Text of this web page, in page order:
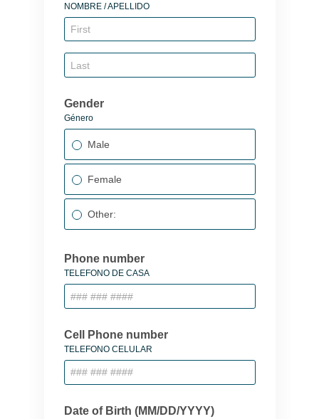
NOMBRE / APELLIDO
Gender
Género
Male
Female
Other:
Phone number
TELEFONO DE CASA
Cell Phone number
TELEFONO CELULAR
Date of Birth (MM/DD/YYYY)